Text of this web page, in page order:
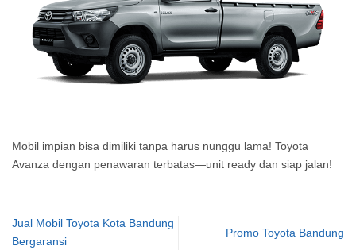
Mobil impian bisa dimiliki tanpa harus nunggu lama! Toyota
Avanza dengan penawaran terbatas—unit ready dan siap jalan!
Jual Mobil Toyota Kota Bandung
Bergaransi
Promo Toyota Bandung